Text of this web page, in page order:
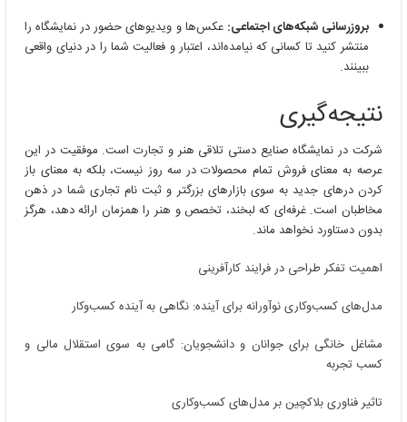
بروزرسانی شبکه‌های اجتماعی: عکس‌ها و ویدیوهای حضور در نمایشگاه را
منتشر کنید تا کسانی که نیامده‌اند، اعتبار و فعالیت شما را در دنیای واقعی
ببینند.
نتیجه‌گیری
شرکت در نمایشگاه صنایع دستی تلاقی هنر و تجارت است. موفقیت در این
عرصه به معنای فروش تمام محصولات در سه روز نیست، بلکه به معنای باز
کردن درهای جدید به سوی بازارهای بزرگتر و ثبت نام تجاری شما در ذهن
مخاطبان است. غرفه‌ای که لبخند، تخصص و هنر را همزمان ارائه دهد، هرگز
بدون دستاورد نخواهد ماند.
اهمیت تفکر طراحی در فرایند کارآفرینی
مدل‌های کسب‌وکاری نوآورانه برای آینده: نگاهی به آینده کسب‌وکار
مشاغل خانگی برای جوانان و دانشجویان: گامی به سوی استقلال مالی و
کسب تجربه
تاثیر فناوری بلاکچین بر مدل‌های کسب‌وکاری